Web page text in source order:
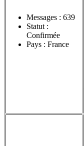
Messages : 639
Statut :
Confirmée
Pays : France